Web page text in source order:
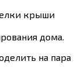
крыши
дома.
на пара